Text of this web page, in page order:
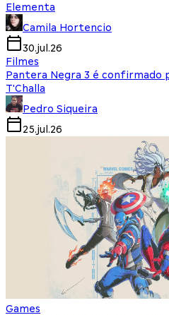
Elementa
Camila Hortencio
30.jul.26
Filmes
Pantera Negra 3 é confirmado
T'Challa
Pedro Siqueira
25.jul.26
Games